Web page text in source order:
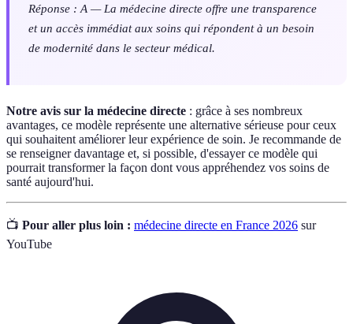
Réponse : A — La médecine directe offre une transparence
et un accès immédiat aux soins qui répondent à un besoin
de modernité dans le secteur médical.
Notre avis sur la médecine directe : grâce à ses nombreux
avantages, ce modèle représente une alternative sérieuse pour ceux
qui souhaitent améliorer leur expérience de soin. Je recommande de
se renseigner davantage et, si possible, d'essayer ce modèle qui
pourrait transformer la façon dont vous appréhendez vos soins de
santé aujourd'hui.
📺 Pour aller plus loin : médecine directe en France 2026 sur
YouTube